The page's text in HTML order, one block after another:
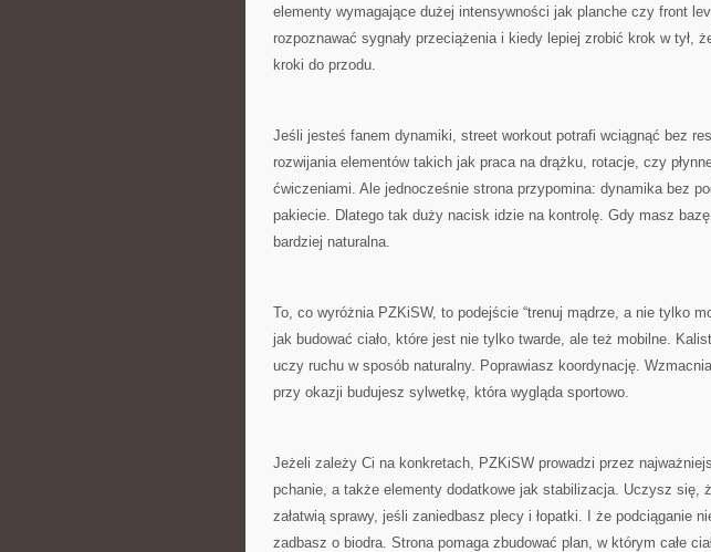
elementy wymagające dużej intensywności jak planche czy front
rozpoznawać sygnały przeciążenia i kiedy lepiej zrobić krok w tył,
kroki do przodu.
Jeśli jesteś fanem dynamiki, street workout potrafi wciągnąć bez
rozwijania elementów takich jak praca na drążku, rotacje, czy
ćwiczeniami. Ale jednocześnie strona przypomina: dynamika bez
pakiecie. Dlatego tak duży nacisk idzie na kontrolę. Gdy masz
bardziej naturalna.
To, co wyróżnia PZKiSW, to podejście “trenuj mądrze, a nie tylko
jak budować ciało, które jest nie tylko twarde, ale też mobilne.
uczy ruchu w sposób naturalny. Poprawiasz koordynację.
przy okazji budujesz sylwetkę, która wygląda sportowo.
Jeżeli zależy Ci na konkretach, PZKiSW prowadzi przez
pchanie, a także elementy dodatkowe jak stabilizacja. Uczysz się,
załatwią sprawy, jeśli zaniedbasz plecy i łopatki. I że podciąganie
zadbasz o biodra. Strona pomaga zbudować plan, w którym całe